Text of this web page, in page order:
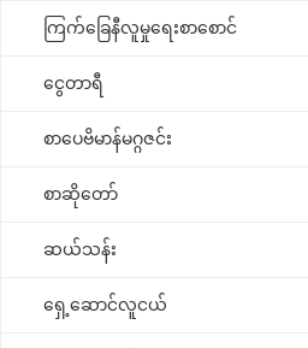
ကြက်ခြေနီလူမှုရေးစာစောင်
ငွေတာရီ
စာပေဗိမာန်မဂ္ဂဇင်း
စာဆိုတော်
ဆယ်သန်း
ရှေ့ဆောင်လူငယ်